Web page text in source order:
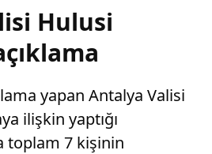
Hulusi
yapan Antalya Valisi
ilişkin yaptığı
toplam 7 kişinin